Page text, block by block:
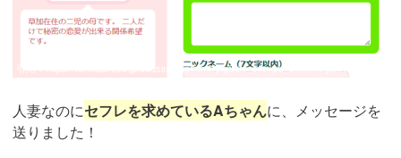
引用： https://formatch.co.jp/sousin_pop.html?jkg&div_info=pc_site&msgid=1360604
人妻なのにセフレを求めているAちゃんに、メッセージを
送りました！